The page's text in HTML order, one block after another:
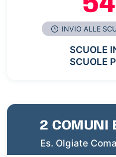
INVIO ALLE
SCUOLE
SCUOLE
2 COMUNI
Es. Olgiate